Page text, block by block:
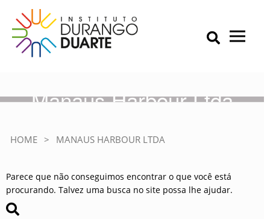
content
IDD – Instituto Durango Duarte
Instituto Durango Duarte
Primary Menu
Manaus Harbour Ltda
HOME > MANAUS HARBOUR LTDA
Parece que não conseguimos encontrar o que você está
procurando. Talvez uma busca no site possa lhe ajudar.